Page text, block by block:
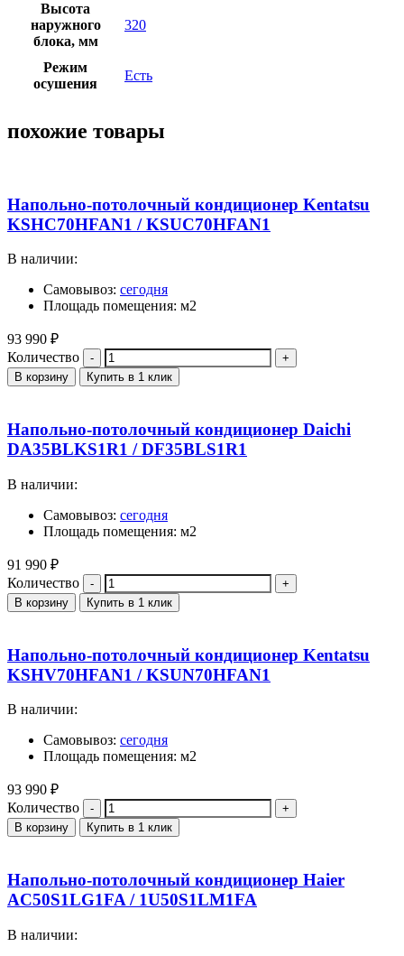
Высота
наружного
блока, мм
320
Режим
осушения
Есть
похожие товары
Напольно-потолочный кондиционер Kentatsu
KSHC70HFAN1 / KSUC70HFAN1
В наличии:
Самовывоз: сегодня
Площадь помещения: м2
93 990 ₽
Количество
В корзину Купить в 1 клик
Напольно-потолочный кондиционер Daichi
DA35BLKS1R1 / DF35BLS1R1
В наличии:
Самовывоз: сегодня
Площадь помещения: м2
91 990 ₽
Количество
В корзину Купить в 1 клик
Напольно-потолочный кондиционер Kentatsu
KSHV70HFAN1 / KSUN70HFAN1
В наличии:
Самовывоз: сегодня
Площадь помещения: м2
93 990 ₽
Количество
В корзину Купить в 1 клик
Напольно-потолочный кондиционер Haier
AC50S1LG1FA / 1U50S1LM1FA
В наличии: